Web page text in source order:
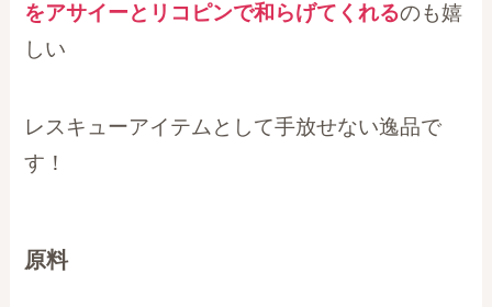
をアサイーとリコピンで和らげてくれるのも嬉
しい
レスキューアイテムとして手放せない逸品で
す！
原料